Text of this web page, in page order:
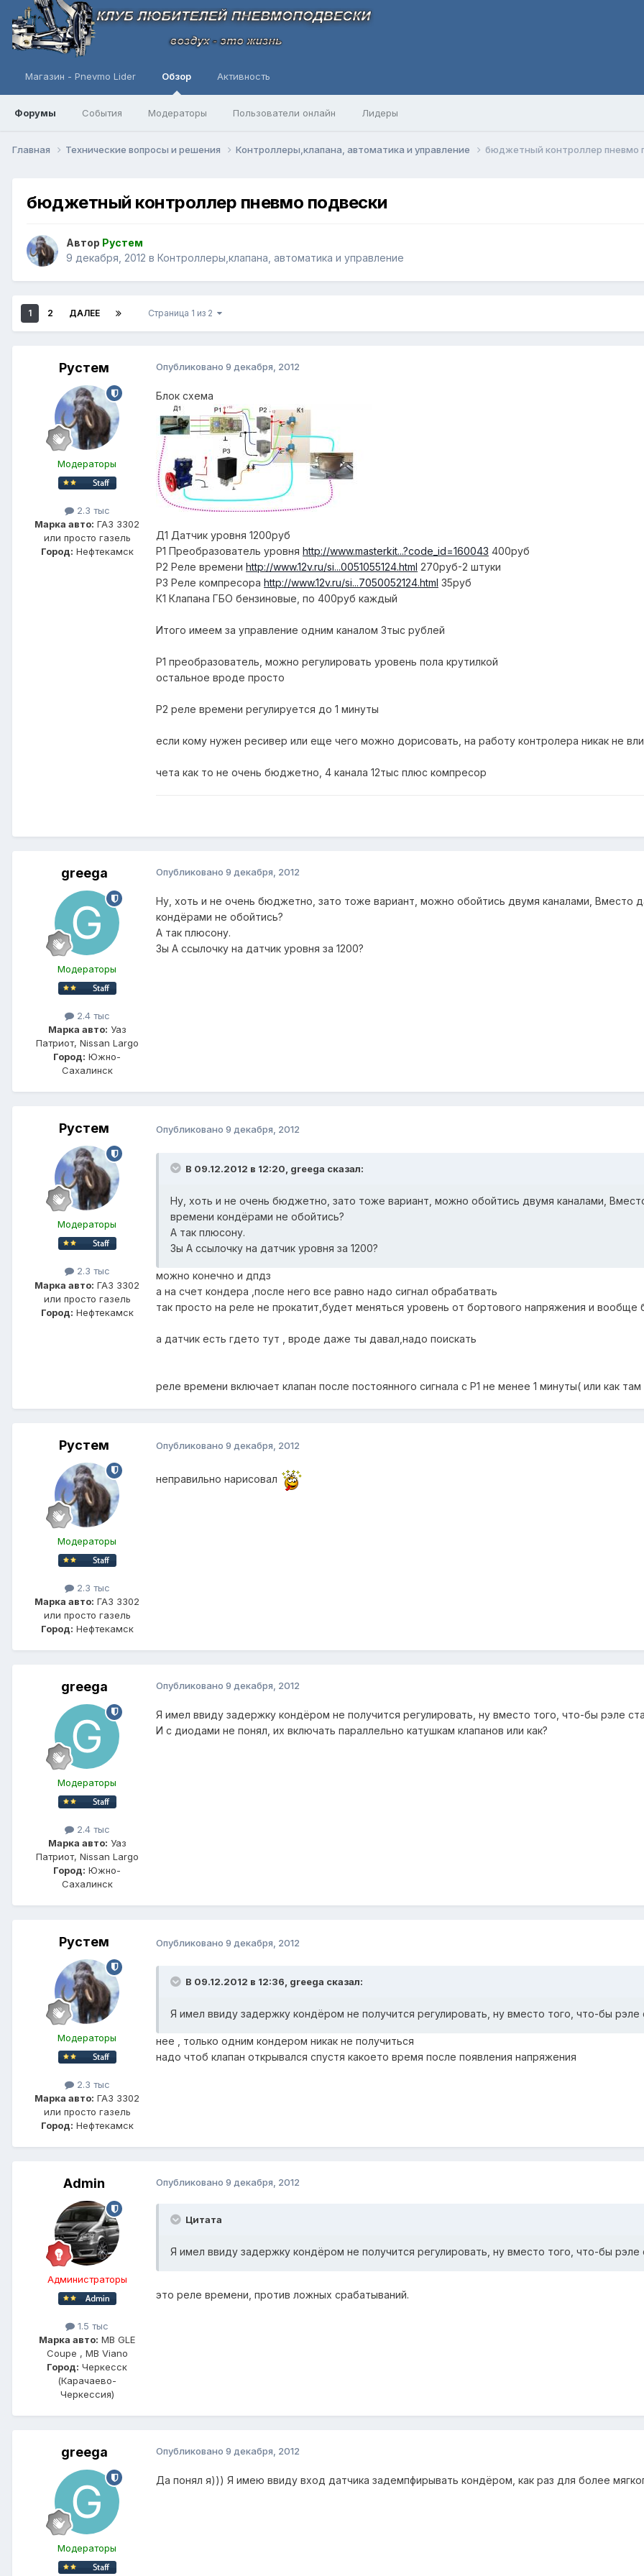
Магазин - Pnevmo Lider Обзор
Форумы События Модераторы Пользователи онлайн Лидеры
Активность
Главная Технические вопросы и решения Контроллеры,клапана, автоматика и управление бюджетный контроллер пневмо
бюджетный контроллер пневмо подвески
Автор Рустем
9 декабря, 2012 в Контроллеры,клапана, автоматика и управление
1 2 ДАЛЕЕ Страница 1 из 2
Рустем
Модераторы
2.3 тыс
Марка авто: ГАЗ 3302
или просто газель
Город: Нефтекамск
Опубликовано 9 декабря, 2012
Блок схема
Д1 Датчик уровня 1200руб
Р1 Преобразователь уровня http://www.masterkit...?code_id=160043 400руб
Р2 Реле времени http://www.12v.ru/si...0051055124.html 270руб-2 штуки
Р3 Реле компресора http://www.12v.ru/si...7050052124.html 35руб
К1 Клапана ГБО бензиновые, по 400руб каждый
Итого имеем за управление одним каналом 3тыс рублей
Р1 преобразователь, можно регулировать уровень пола крутилкой
остальное вроде просто
Р2 реле времени регулируется до 1 минуты
если кому нужен ресивер или еще чего можно дорисовать, на работу контролера никак не
чета как то не очень бюджетно, 4 канала 12тыс плюс компресор
greega
Модераторы
2.4 тыс
Марка авто: Уаз
Патриот, Nissan Largo
Город: Южно-
Сахалинск
Опубликовано 9 декабря, 2012
Ну, хоть и не очень бюджетно, зато тоже вариант, можно обойтись двумя каналами, Вместо
кондёрами не обойтись?
А так плюсону.
Зы А ссылочку на датчик уровня за 1200?
Рустем
Модераторы
2.3 тыс
Марка авто: ГАЗ 3302
или просто газель
Город: Нефтекамск
Опубликовано 9 декабря, 2012
В 09.12.2012 в 12:20, greega сказал:
Ну, хоть и не очень бюджетно, зато тоже вариант, можно обойтись двумя каналами,
времени кондёрами не обойтись?
А так плюсону.
Зы А ссылочку на датчик уровня за 1200?
можно конечно и дпдз
а на счет кондера ,после него все равно надо сигнал обрабатвать
так просто на реле не прокатит,будет меняться уровень от бортового напряжения и вообще
а датчик есть гдето тут , вроде даже ты давал,надо поискать
реле времени включает клапан после постоянного сигнала с Р1 не менее 1 минуты( или как там
Рустем
Модераторы
2.3 тыс
Марка авто: ГАЗ 3302
или просто газель
Город: Нефтекамск
Опубликовано 9 декабря, 2012
неправильно нарисовал
greega
Модераторы
2.4 тыс
Марка авто: Уаз
Патриот, Nissan Largo
Город: Южно-
Сахалинск
Опубликовано 9 декабря, 2012
Я имел ввиду задержку кондёром не получится регулировать, ну вместо того, что-бы рэле
И с диодами не понял, их включать параллельно катушкам клапанов или как?
Рустем
Модераторы
2.3 тыс
Марка авто: ГАЗ 3302
или просто газель
Город: Нефтекамск
Опубликовано 9 декабря, 2012
В 09.12.2012 в 12:36, greega сказал:
Я имел ввиду задержку кондёром не получится регулировать, ну вместо того, что-бы рэле
нее , только одним кондером никак не получиться
надо чтоб клапан открывался спустя какоето время после появления напряжения
Admin
Администраторы
1.5 тыс
Марка авто: MB GLE
Coupe , MB Viano
Город: Черкесск
(Карачаево-
Черкессия)
Опубликовано 9 декабря, 2012
Цитата
Я имел ввиду задержку кондёром не получится регулировать, ну вместо того, что-бы рэле
это реле времени, против ложных срабатываний.
greega
Модераторы
Опубликовано 9 декабря, 2012
Да понял я))) Я имею ввиду вход датчика задемпфирывать кондёром, как раз для более